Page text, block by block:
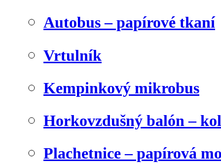
Autobus – papírové tkaní
Vrtulník
Kempinkový mikrobus
Horkovzdušný balón –
Plachetnice – papírová